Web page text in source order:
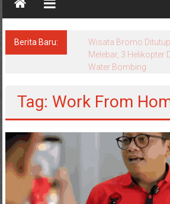
Berita Baru:
Wisata Bromo
Melebar, 3 Helikopter
Water Bombing
Tag: Work From